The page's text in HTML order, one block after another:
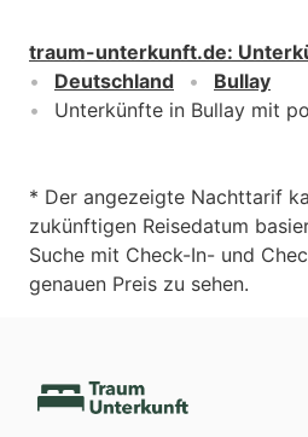
traum-unterkunft.de:
Deutschland
Bullay
Unterkünfte in Bullay mit
* Der angezeigte Nachttarif
zukünftigen Reisedatum
Suche mit Check-In- und
genauen Preis zu sehen.